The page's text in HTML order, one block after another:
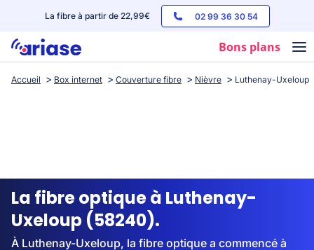
La fibre à partir de 22,99€ 02 99 36 30 54
Bons plans
Box internet
Streaming
Accueil Box internet Couverture fibre Nièvre Luthenay-Uxeloup
La fibre optique à Luthenay-
Uxeloup (58240).
À Luthenay-Uxeloup, la fibre optique a commencé à